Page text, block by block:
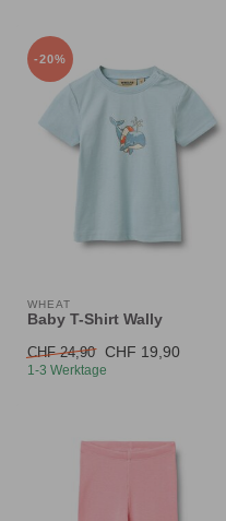
-20%
WHEAT
Baby T-Shirt Wally
CHF 24,90 CHF 19,90
1-3 Werktage